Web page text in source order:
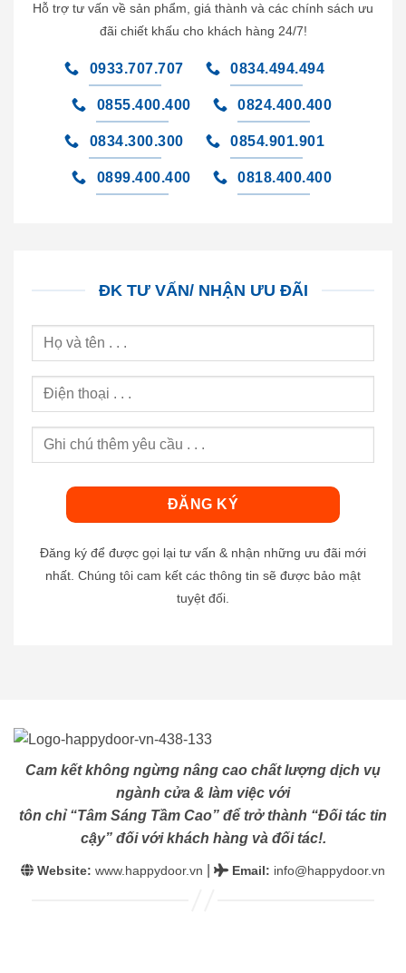
Hỗ trợ tư vấn về sản phẩm, giá thành và các chính sách ưu
đãi chiết khấu cho khách hàng 24/7!
0933.707.707 0834.494.494
0855.400.400 0824.400.400
0834.300.300 0854.901.901
0899.400.400 0818.400.400
ĐK TƯ VẤN/ NHẬN ƯU ĐÃI
Đăng ký để được gọi lại tư vấn & nhận những ưu đãi mới
nhất. Chúng tôi cam kết các thông tin sẽ được bảo mật
tuyệt đối.
Cam kết không ngừng nâng cao chất lượng dịch vụ
ngành cửa & làm việc với
tôn chỉ “Tâm Sáng Tầm Cao” để trở thành “Đối tác tin
cậy” đối với khách hàng và đối tác!.
Website: www.happydoor.vn Email: info@happydoor.vn